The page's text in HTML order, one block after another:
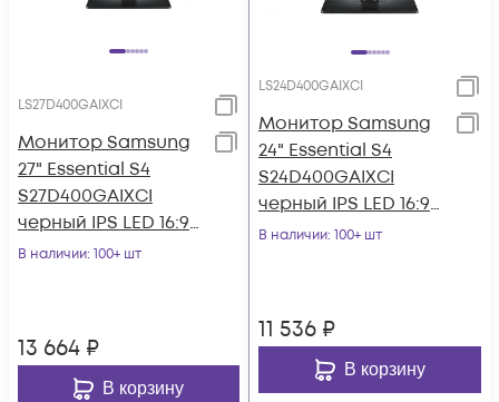
LS27D400GAIXCI
Монитор Samsung
27" Essential S4
S27D400GAIXCI
черный IPS LED 16:9
HDMI матовая HAS
В наличии: 100+ шт
13 664 ₽
В корзину
LS24D400GAIXCI
Монитор Samsung
24" Essential S4
S24D400GAIXCI
черный IPS LED 16:9
HDMI матовая HAS
В наличии: 100+ шт
11 536 ₽
В корзину